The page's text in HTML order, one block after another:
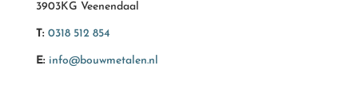
3903KG Veenendaal
T: 0318 512 854
E: info@bouwmetalen.nl